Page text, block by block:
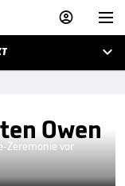



Owen
Zeremonie vor